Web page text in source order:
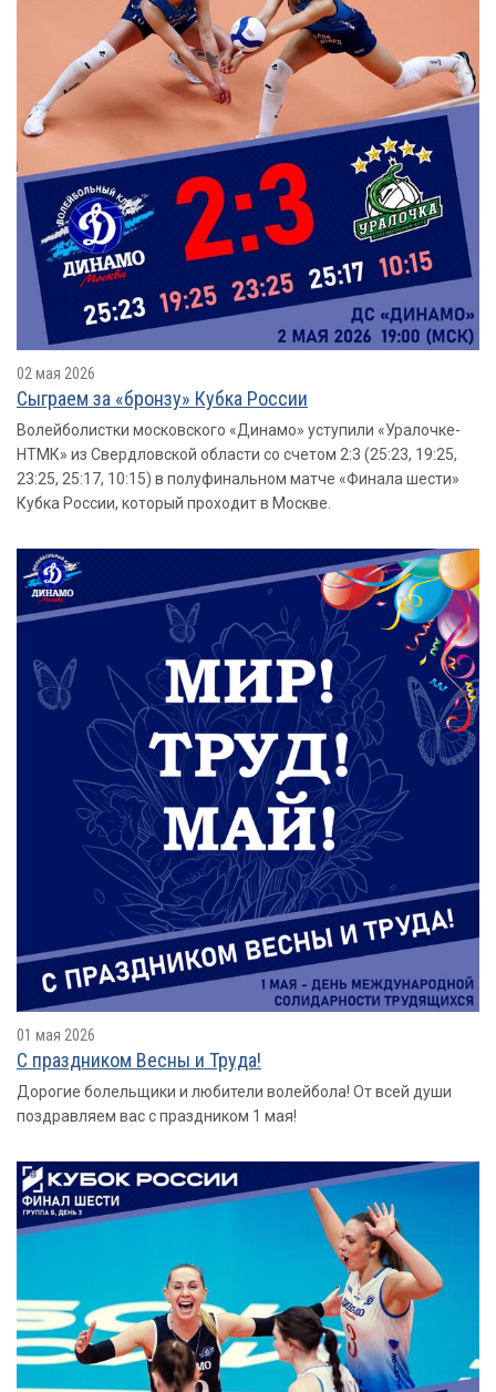
02 мая 2026
Сыграем за «бронзу» Кубка России
Волейболистки московского «Динамо» уступили «Уралочке-
НТМК» из Свердловской области со счетом 2:3 (25:23, 19:25,
23:25, 25:17, 10:15) в полуфинальном матче «Финала шести»
Кубка России, который проходит в Москве.
01 мая 2026
С праздником Весны и Труда!
Дорогие болельщики и любители волейбола! От всей души
поздравляем вас с праздником 1 мая!